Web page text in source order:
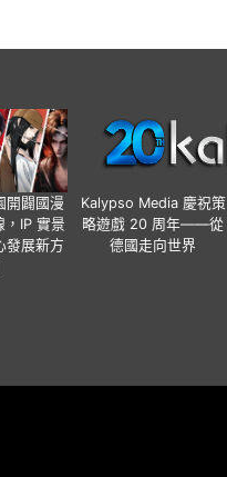
開闢國漫
，IP 實景
發展新方
Kalypso Media 慶祝策
略遊戲 20 周年——從
德國走向世界